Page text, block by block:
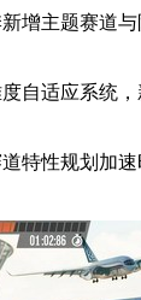
增主题赛道
自适应系统
特性规划加